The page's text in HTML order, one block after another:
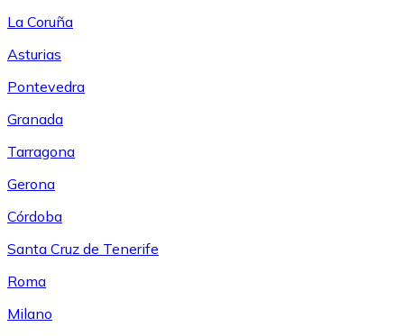
La Coruña
Asturias
Pontevedra
Granada
Tarragona
Gerona
Córdoba
Santa Cruz de Tenerife
Roma
Milano